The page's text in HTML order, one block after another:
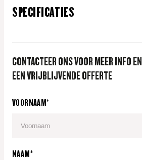
SPECIFICATIES
CONTACTEER ONS VOOR MEER INFO EN
EEN VRIJBLIJVENDE OFFERTE
VOORNAAM*
NAAM*